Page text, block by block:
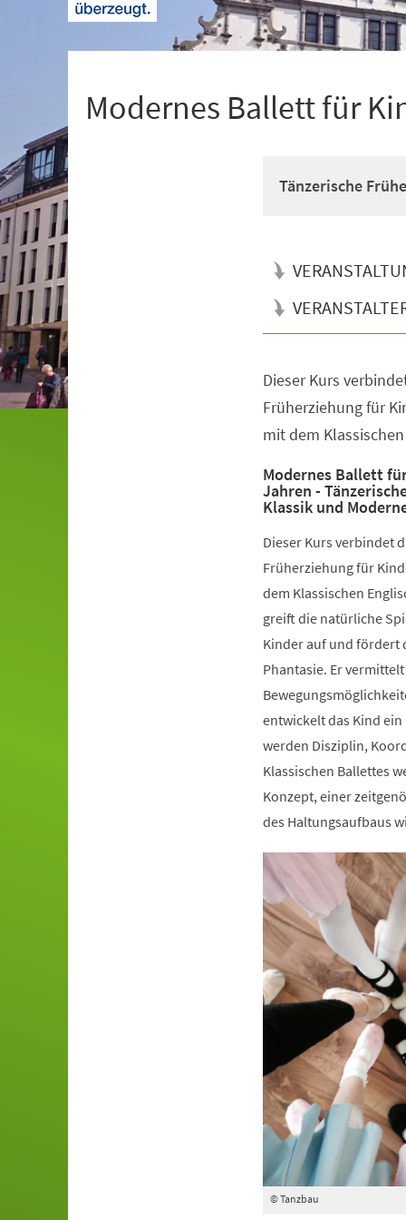
Modernes Ballett für
Tänzerische
Dieser Kurs
Früherziehung für
mit dem
Modernes Ballett
Jahren -
Klassik und
Dieser Kurs verbindet
Früherziehung für
dem Klassischen
greift die natürliche
Kinder auf und fördert
Phantasie. Er
entwickelt das Kind
werden Disziplin,
Klassischen Ballettes
Konzept, einer
des Haltungsaufbaus
© Tanzbau